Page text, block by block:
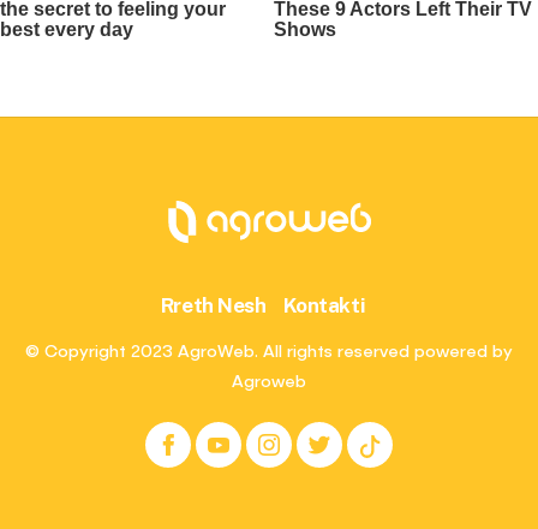
Rreth Nesh Kontakti
© Copyright 2023 AgroWeb. All rights reserved powered by
Agroweb